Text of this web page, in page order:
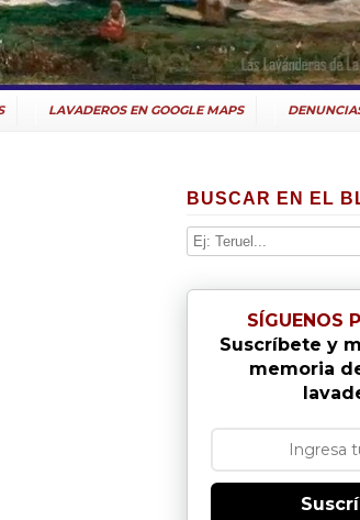
LAVADEROS EN GOOGLE MAPS
BUSCAR EN EL
SÍGUENOS
Suscríbete y
memoria